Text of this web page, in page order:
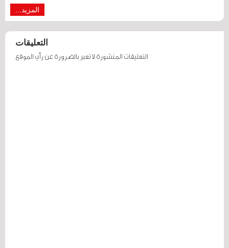
المزيد...
التعليقات
التعليقات المنشورة لا تعبر بالضرورة عن رأي الموقع